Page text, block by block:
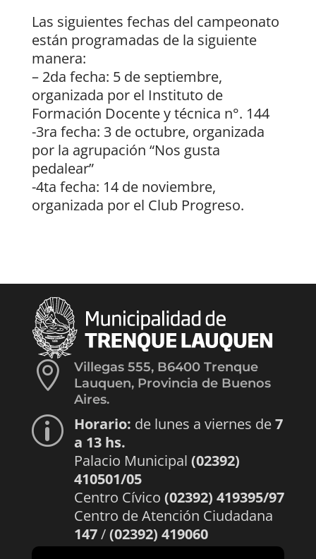
Las siguientes fechas del campeonato
están programadas de la siguiente
manera:
– 2da fecha: 5 de septiembre,
organizada por el Instituto de
Formación Docente y técnica n°. 144
-3ra fecha: 3 de octubre, organizada
por la agrupación “Nos gusta
pedalear”
-4ta fecha: 14 de noviembre,
organizada por el Club Progreso.

Villegas 555, B6400 Trenque
Lauquen, Provincia de Buenos
Aires.
p Horario: de lunes a viernes de7
a 13 hs.
Palacio Municipal (02392)
410501/05
Centro Cívico (02392) 419395/97
Centro de Atención Ciudadana
147/(02392) 419060